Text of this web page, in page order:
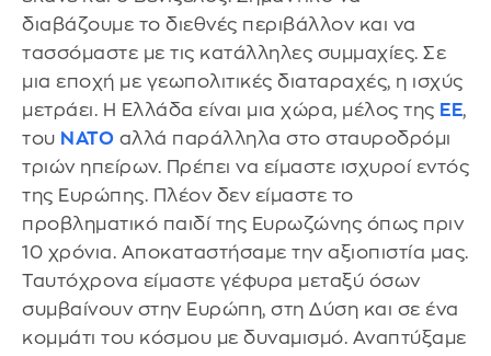
διαβάζουμε το διεθνές περιβάλλον και να
τασσόμαστε με τις κατάλληλες συμμαχίες. Σε
μια εποχή με γεωπολιτικές διαταραχές, η ισχύς
μετράει. Η Ελλάδα είναι μια χώρα, μέλος της ΕΕ,
του ΝΑΤΟ αλλά παράλληλα στο σταυροδρόμι
τριών ηπείρων. Πρέπει να είμαστε ισχυροί εντός
της Ευρώπης. Πλέον δεν είμαστε το
προβληματικό παιδί της Ευρωζώνης όπως πριν
10 χρόνια. Αποκαταστήσαμε την αξιοπιστία μας.
Ταυτόχρονα είμαστε γέφυρα μεταξύ όσων
συμβαίνουν στην Ευρώπη, στη Δύση και σε ένα
κομμάτι του κόσμου με δυναμισμό. Αναπτύξαμε